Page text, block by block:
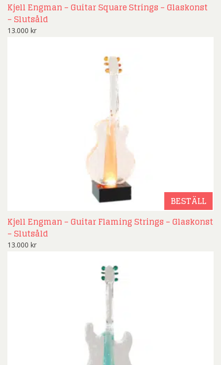
Kjell Engman – Guitar Square Strings – Glaskonst
– Slutsåld
13.000 kr
BESTÄLL
Kjell Engman – Guitar Flaming Strings – Glaskonst
– Slutsåld
13.000 kr